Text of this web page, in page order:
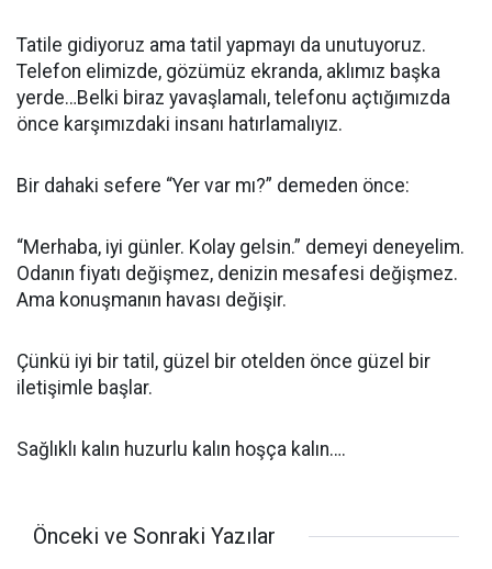
Tatile gidiyoruz ama tatil yapmayı da unutuyoruz.
Telefon elimizde, gözümüz ekranda, aklımız başka
yerde…Belki biraz yavaşlamalı, telefonu açtığımızda
önce karşımızdaki insanı hatırlamalıyız.
Bir dahaki sefere “Yer var mı?” demeden önce:
“Merhaba, iyi günler. Kolay gelsin.” demeyi deneyelim.
Odanın fiyatı değişmez, denizin mesafesi değişmez.
Ama konuşmanın havası değişir.
Çünkü iyi bir tatil, güzel bir otelden önce güzel bir
iletişimle başlar.
Sağlıklı kalın huzurlu kalın hoşça kalın….
Önceki ve Sonraki Yazılar